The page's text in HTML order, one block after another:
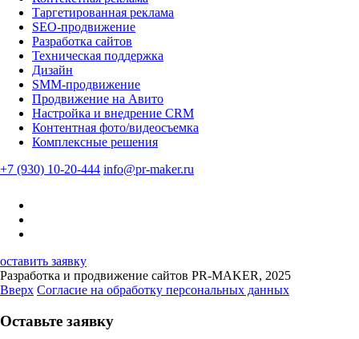
Таргетированная реклама
SEO-продвижение
Разработка сайтов
Техническая поддержка
Дизайн
SMM-продвижение
Продвижение на Авито
Настройка и внедрение CRM
Контентная фото/видеосъемка
Комплексные решения
+7 (930) 10-20-444 info@pr-maker.ru
оставить заявку
Разработка и продвижение сайтов PR-MAKER, 2025
Вверх Согласие на обработку персональных данных
Оставьте заявку